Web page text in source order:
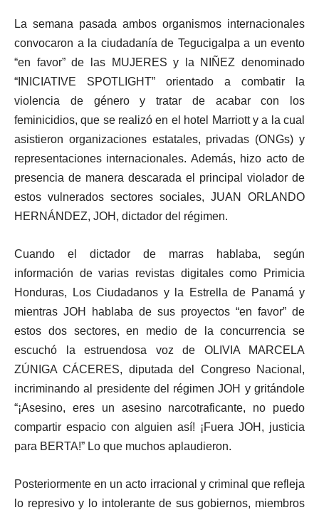
La semana pasada ambos organismos internacionales
convocaron a la ciudadanía de Tegucigalpa a un evento
“en favor” de las MUJERES y la NIÑEZ denominado
“INICIATIVE SPOTLIGHT” orientado a combatir la
violencia de género y tratar de acabar con los
feminicidios, que se realizó en el hotel Marriott y a la cual
asistieron organizaciones estatales, privadas (ONGs) y
representaciones internacionales. Además, hizo acto de
presencia de manera descarada el principal violador de
estos vulnerados sectores sociales, JUAN ORLANDO
HERNÁNDEZ, JOH, dictador del régimen.
Cuando el dictador de marras hablaba, según
información de varias revistas digitales como Primicia
Honduras, Los Ciudadanos y la Estrella de Panamá y
mientras JOH hablaba de sus proyectos “en favor” de
estos dos sectores, en medio de la concurrencia se
escuchó la estruendosa voz de OLIVIA MARCELA
ZÚNIGA CÁCERES, diputada del Congreso Nacional,
incriminando al presidente del régimen JOH y gritándole
“¡Asesino, eres un asesino narcotraficante, no puedo
compartir espacio con alguien así! ¡Fuera JOH, justicia
para BERTA!” Lo que muchos aplaudieron.
Posteriormente en un acto irracional y criminal que refleja
lo represivo y lo intolerante de sus gobiernos, miembros